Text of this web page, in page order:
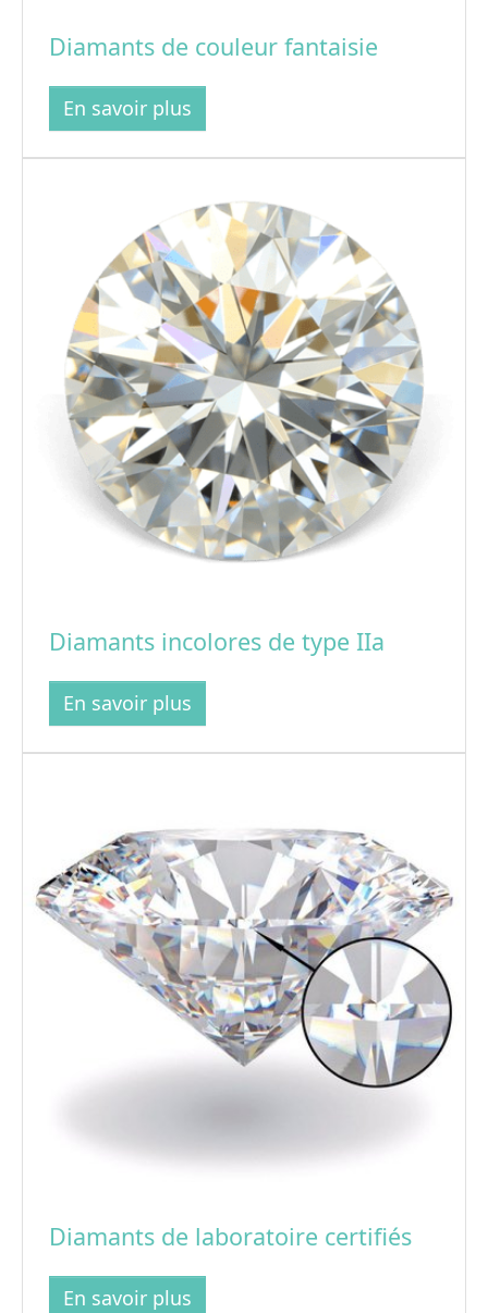
Diamants de couleur fantaisie
En savoir plus
Diamants incolores de type IIa
En savoir plus
Diamants de laboratoire certifiés
En savoir plus